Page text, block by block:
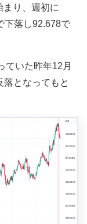
まり、週初に
下落し92.678で
ていた昨年12月
となってもと